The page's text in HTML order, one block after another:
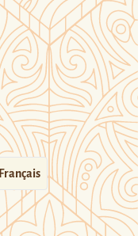
Français